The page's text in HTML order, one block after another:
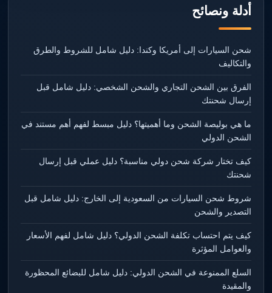
أدلة ونصائح
شحن السيارات إلى أمريكا وكندا: دليل شامل للشروط والطرق
والتكاليف
الفرق بين الشحن التجاري والشحن الشخصي: دليل شامل قبل
إرسال شحنتك
ما هي بوليصة الشحن وما أهميتها؟ دليل مبسط لفهم أهم مستند في
الشحن الدولي
كيف تختار شركة شحن دولي مناسبة؟ دليل عملي قبل إرسال
شحنتك
شروط شحن السيارات من السعودية إلى الخارج: دليل شامل قبل
التصدير والشحن
كيف يتم احتساب تكلفة الشحن الدولي؟ دليل شامل لفهم الأسعار
والعوامل المؤثرة
السلع الممنوعة في الشحن الدولي: دليل شامل للبضائع المحظورة
والمقيدة